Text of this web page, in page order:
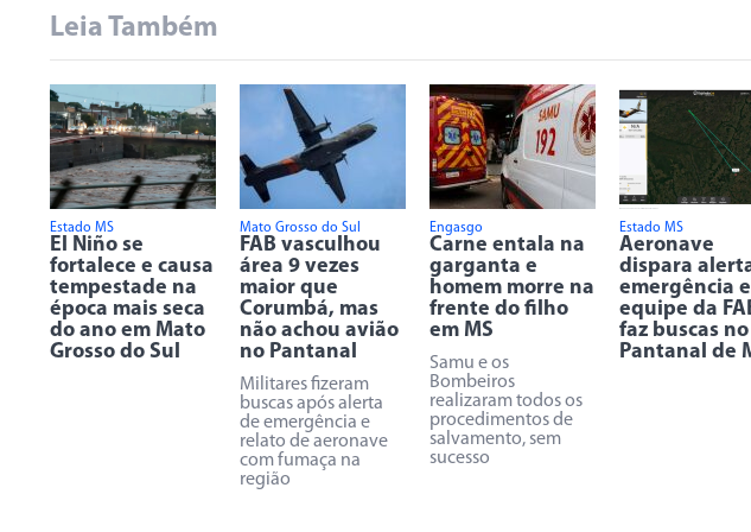
Leia Também
Estado MS
El Niño se
fortalece e causa
tempestade na
época mais seca
do ano em Mato
Grosso do Sul
Mato Grosso do Sul
FAB vasculhou
área 9 vezes
maior que
Corumbá, mas
não achou avião
no Pantanal
Militares fizeram
buscas após alerta
de emergência e
relato de aeronave
com fumaça na
região
Engasgo
Carne entala na
garganta e
homem morre na
frente do filho
em MS
Samu e os
Bombeiros
realizaram todos os
procedimentos de
salvamento, sem
sucesso
Estado MS
Aeronave
dispara
emergência e
equipe da
faz buscas no
Pantanal de